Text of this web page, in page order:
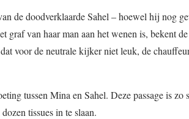
de doodverklaarde Sahel – hoewel hij nog
van haar man aan het wenen is, bekent
voor de neutrale kijker niet leuk, de
tussen Mina en Sahel. Deze passage is zo
tissues in te slaan.